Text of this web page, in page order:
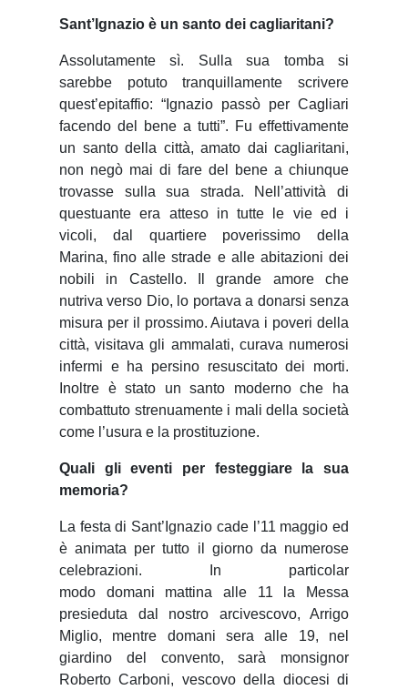
Sant’Ignazio è un santo dei cagliaritani?
Assolutamente sì. Sulla sua tomba si
sarebbe potuto tranquillamente scrivere
quest’epitaffio: “Ignazio passò per Cagliari
facendo del bene a tutti”. Fu effettivamente
un santo della città, amato dai cagliaritani,
non negò mai di fare del bene a chiunque
trovasse sulla sua strada. Nell’attività di
questuante era atteso in tutte le vie ed i
vicoli, dal quartiere poverissimo della
Marina, fino alle strade e alle abitazioni dei
nobili in Castello. Il grande amore che
nutriva verso Dio, lo portava a donarsi senza
misura per il prossimo. Aiutava i poveri della
città, visitava gli ammalati, curava numerosi
infermi e ha persino resuscitato dei morti.
Inoltre è stato un santo moderno che ha
combattuto strenuamente i mali della società
come l’usura e la prostituzione.
Quali gli eventi per festeggiare la sua
memoria?
La festa di Sant’Ignazio cade l’11 maggio ed
è animata per tutto il giorno da numerose
celebrazioni. In particolar
modo domani mattina alle 11 la Messa
presieduta dal nostro arcivescovo, Arrigo
Miglio, mentre domani sera alle 19, nel
giardino del convento, sarà monsignor
Roberto Carboni, vescovo della diocesi di